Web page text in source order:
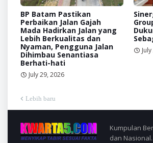
BP Batam Pastikan
Perbaikan Jalan Gajah
Mada Hadirkan Jalan yang
Lebih Berkualitas dan
Nyaman, Pengguna Jalan
Dihimbau Senantiasa
Berhati-hati
July 29, 2026
Lebih baru
Kumpulan
dan Nasional.